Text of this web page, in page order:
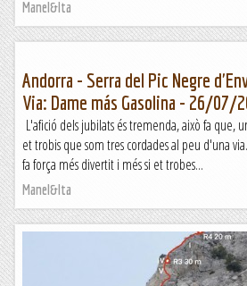
Manel&Ita
Andorra - Serra del Pic Negre
Via: Dame más Gasolina - 26/07/
L'afició dels jubilats és tremenda, això fa que,
et trobis que som tres cordades al peu d'una
fa força més divertit i més si et trobes...
Manel&Ita